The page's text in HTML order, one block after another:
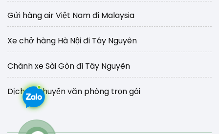
Gửi hàng air Việt Nam đi Malaysia
Xe chở hàng Hà Nội đi Tây Nguyên
Chành xe Sài Gòn đi Tây Nguyên
Dịch vụ chuyển văn phòng trọn gói